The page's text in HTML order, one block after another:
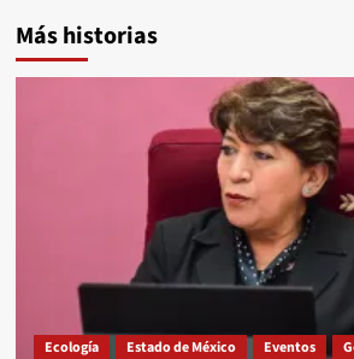
Más historias
Ecología Estado de México Eventos